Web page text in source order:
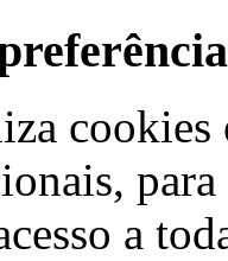
cookies
a